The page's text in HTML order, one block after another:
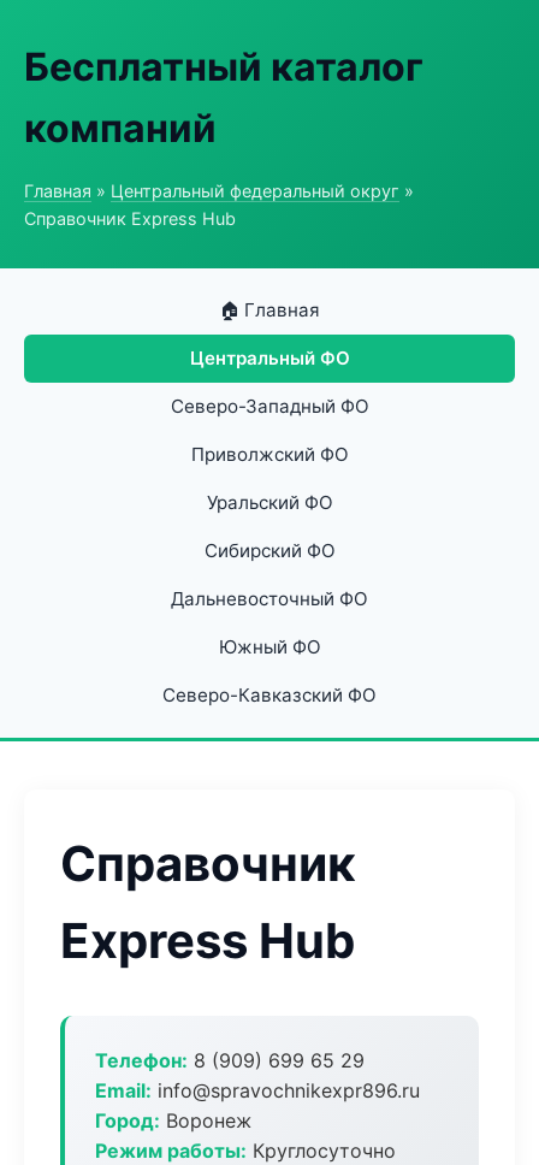
Бесплатный каталог
компаний
Главная » Центральный федеральный округ »
Справочник Express Hub
🏠 Главная
Центральный ФО
Северо-Западный ФО
Приволжский ФО
Уральский ФО
Сибирский ФО
Дальневосточный ФО
Южный ФО
Северо-Кавказский ФО
Справочник
Express Hub
Телефон: 8 (909) 699 65 29
Email: info@spravochnikexpr896.ru
Город: Воронеж
Режим работы: Круглосуточно